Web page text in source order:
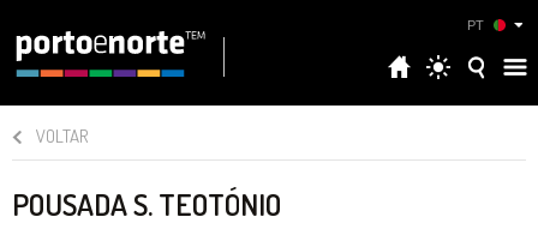
PT
VOLTAR
POUSADA S. TEOTÓNIO